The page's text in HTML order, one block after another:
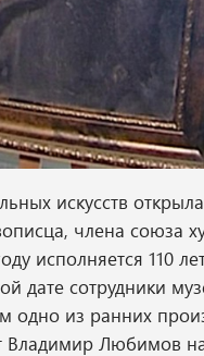
искусств
члена союза
исполняется 110
дате сотрудники
одно из ранних
Владимир Любимов